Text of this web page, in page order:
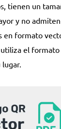
tienen un
y no admiten
en formato
el formato
lugar.